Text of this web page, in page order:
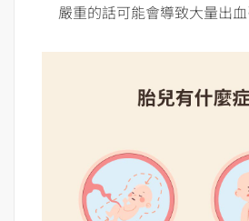
嚴重的話可能會導致大量出